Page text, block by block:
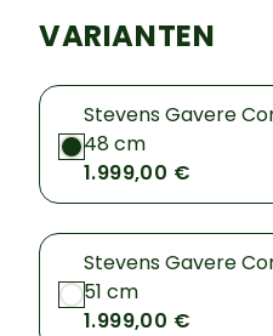
VARIANTEN
Stevens Gavere
48 cm
1.999,00 €
Stevens Gavere
51 cm
1.999,00 €